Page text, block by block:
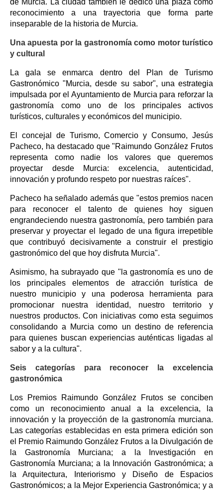
reconocimiento a una trayectoria que forma parte
inseparable de la historia de Murcia.
Una apuesta por la gastronomía como motor turístico
y cultural
La gala se enmarca dentro del Plan de Turismo
Gastronómico "Murcia, desde su sabor", una estrategia
impulsada por el Ayuntamiento de Murcia para reforzar la
gastronomía como uno de los principales activos
turísticos, culturales y económicos del municipio.
El concejal de Turismo, Comercio y Consumo, Jesús
Pacheco, ha destacado que "Raimundo González Frutos
representa como nadie los valores que queremos
proyectar desde Murcia: excelencia, autenticidad,
innovación y profundo respeto por nuestras raíces".
Pacheco ha señalado además que "estos premios nacen
para reconocer el talento de quienes hoy siguen
engrandeciendo nuestra gastronomía, pero también para
preservar y proyectar el legado de una figura irrepetible
que contribuyó decisivamente a construir el prestigio
gastronómico del que hoy disfruta Murcia".
Asimismo, ha subrayado que "la gastronomía es uno de
los principales elementos de atracción turística de
nuestro municipio y una poderosa herramienta para
promocionar nuestra identidad, nuestro territorio y
nuestros productos. Con iniciativas como esta seguimos
consolidando a Murcia como un destino de referencia
para quienes buscan experiencias auténticas ligadas al
sabor y a la cultura".
Seis categorías para reconocer la excelencia
gastronómica
Los Premios Raimundo González Frutos se conciben
como un reconocimiento anual a la excelencia, la
innovación y la proyección de la gastronomía murciana.
Las categorías establecidas en esta primera edición son
el Premio Raimundo González Frutos a la Divulgación de
la Gastronomía Murciana; a la Investigación en
Gastronomía Murciana; a la Innovación Gastronómica; a
la Arquitectura, Interiorismo y Diseño de Espacios
Gastronómicos; a la Mejor Experiencia Gastronómica; y a